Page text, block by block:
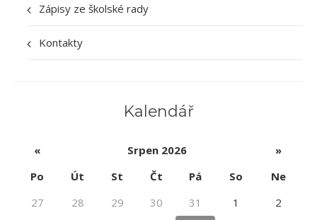
Zápisy ze školské rady
Kontakty
Kalendář
« Srpen 2026
»
Po
Út St Čt Pá So
Ne
27
28 29 30 31 1
2